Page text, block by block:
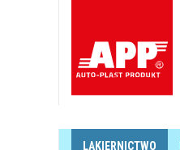
LAKIERNICTWO